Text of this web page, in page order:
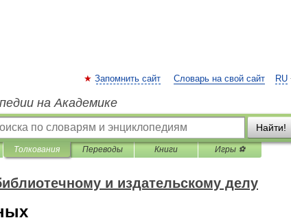
RU
Запомнить сайт Словарь на свой сайт
на Академике
Найти!
Толкования Переводы Книги Игры ⚽
и издательскому делу